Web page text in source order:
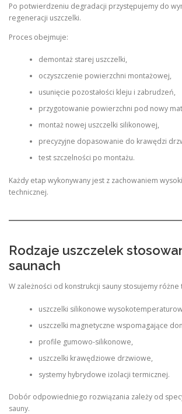
Po potwierdzeniu degradacji przystępujemy do
regeneracji uszczelki.
Proces obejmuje:
demontaż starej uszczelki,
oczyszczenie powierzchni montażowej,
usunięcie pozostałości kleju i zabrudzeń,
przygotowanie powierzchni pod nowy
montaż nowej uszczelki silikonowej,
precyzyjne dopasowanie do krawędzi
test szczelności po montażu.
Każdy etap wykonywany jest z zachowaniem
technicznej.
Rodzaje uszczelek
saunach
W zależności od konstrukcji sauny stosujemy różne
uszczelki silikonowe
uszczelki magnetyczne wspomagające
profile gumowo-silikonowe,
uszczelki krawędziowe drzwiowe,
systemy hybrydowe izolacji termicznej.
Dobór odpowiedniego rozwiązania zależy od
sauny.